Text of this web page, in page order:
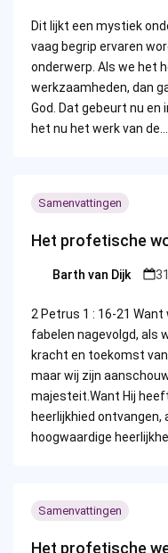
Dit lijkt een mystiek
vaag begrip ervaren
onderwerp. Als we het
werkzaamheden, dan
God. Dat gebeurt nu en
het nu het werk van de…
Samenvattingen
Het profetische
Posted
Barth van Dijk
2 Petrus 1 : 16-21
fabelen nagevolgd, als
kracht en toekomst
maar wij zijn
majesteit.Want Hij
heerlijkhied ontvangen,
hoogwaardige
Samenvattingen
Het profetische